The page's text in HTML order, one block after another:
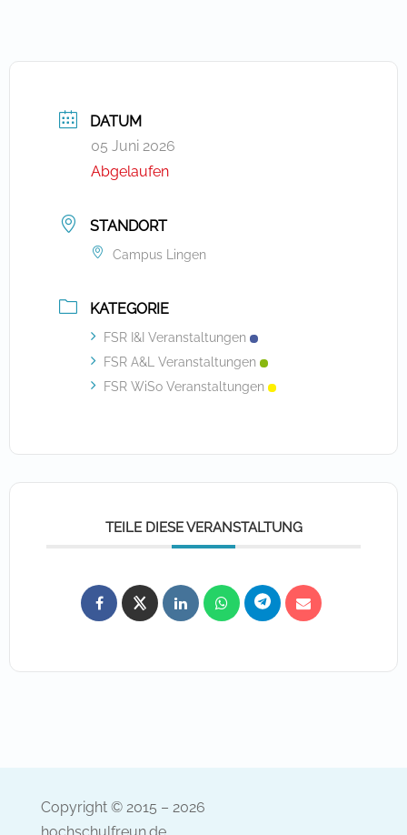
DATUM
05 Juni 2026
Abgelaufen
STANDORT
Campus Lingen
KATEGORIE
FSR I&I Veranstaltungen
FSR A&L Veranstaltungen
FSR WiSo Veranstaltungen
TEILE DIESE VERANSTALTUNG
Copyright © 2015 – 2026